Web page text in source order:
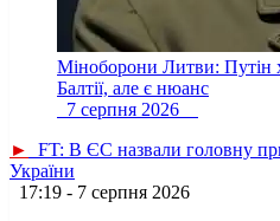
Міноборони Литви: Путін
Балтії, але є нюанс
7 серпня 2026
►
FT: В ЄС назвали головну
України
17:19 - 7 серпня 2026